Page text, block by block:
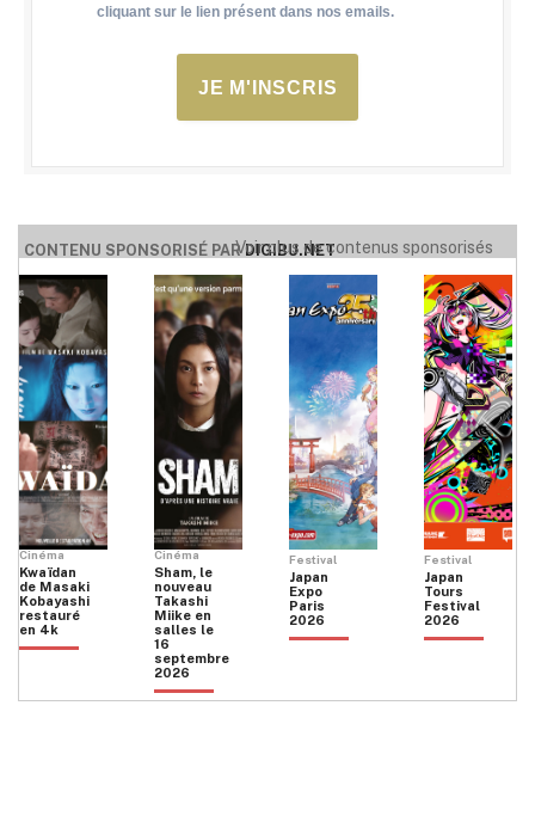
cliquant sur le lien présent dans nos emails.
JE M'INSCRIS
CONTENU SPONSORISÉ PARDIGIBU.NET
Voir plus de contenus sponsorisés
Cinéma
Kwaïdan
de Masaki
Kobayashi
restauré
en 4k
Cinéma
Sham, le
nouveau
Takashi
Miike en
salles le
16
septembre
2026
Festival
Japan
Expo
Paris
2026
Festival
Japan
Tours
Festival
2026